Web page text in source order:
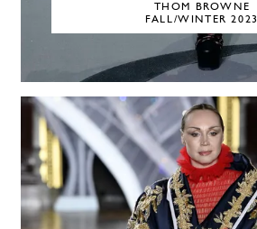
THOM BROWNE
FALL/WINTER 2023